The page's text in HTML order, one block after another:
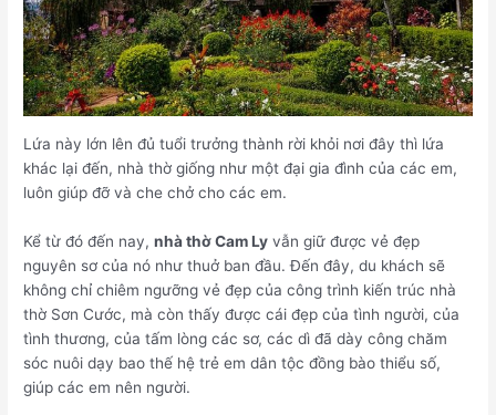
Lứa này lớn lên đủ tuổi trưởng thành rời khỏi nơi đây thì lứa
khác lại đến, nhà thờ giống như một đại gia đình của các em,
luôn giúp đỡ và che chở cho các em.
Kể từ đó đến nay,nhà thờ Cam Ly vẫn giữ được vẻ đẹp
nguyên sơ của nó như thuở ban đầu. Đến đây, du khách sẽ
không chỉ chiêm ngưỡng vẻ đẹp của công trình kiến trúc nhà
thờ Sơn Cước, mà còn thấy được cái đẹp của tình người, của
tình thương, của tấm lòng các sơ, các dì đã dày công chăm
sóc nuôi dạy bao thế hệ trẻ em dân tộc đồng bào thiểu số,
giúp các em nên người.